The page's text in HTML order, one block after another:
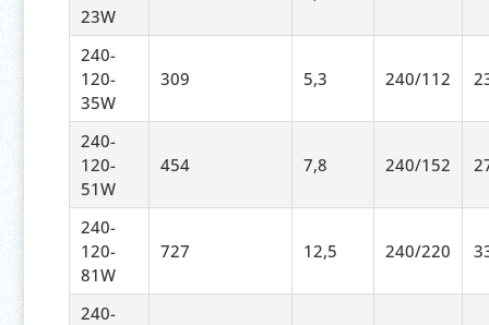
23W
240-
120-
35W
309 5,3 240/112
240-
120-
51W
454 7,8 240/152
240-
120-
81W
727 12,5 240/220
240-